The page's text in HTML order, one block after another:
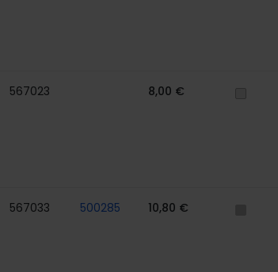
567023 8,00 €
567033 500285 10,80 €